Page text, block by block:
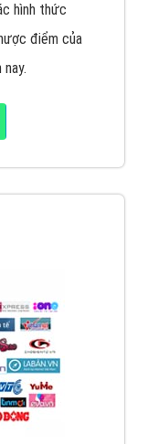
hình thức
điểm của